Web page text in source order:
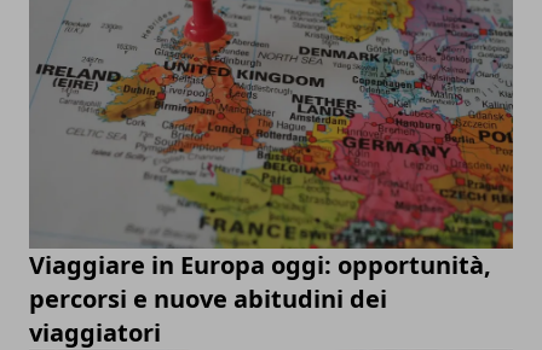
Viaggiare in Europa oggi: opportunità,
percorsi e nuove abitudini dei
viaggiatori